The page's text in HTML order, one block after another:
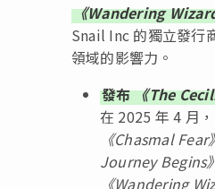
《Wandering
Snail Inc 的獨立發行
領域的影響力。
發布《The
在 2025 年 4 月，
《Chasmal Fear
Journey Begins》
《Wandering